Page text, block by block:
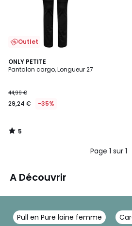
Outlet
ONLY PETITE
Pantalon cargo, Longueur 27
€
au
de
44,99
réduction
appliquée.
44,99 €
29,24 € -35%
5
/
5
/
Page 1 sur 1
A Découvrir
Pull en Pure laine femme